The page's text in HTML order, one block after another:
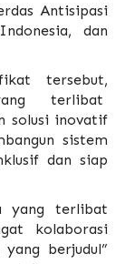
Antisipasi
dan
tersebut,
terlibat
solusi inovatif
sistem
dan siap
yang terlibat
kolaborasi
berjudul”